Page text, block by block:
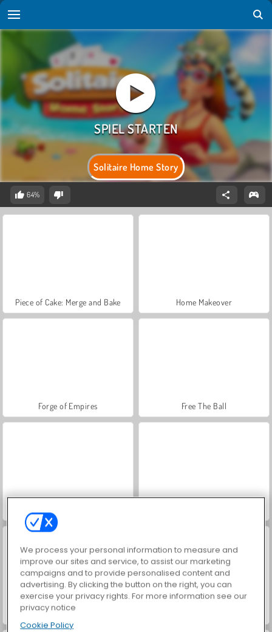
Solitaire Home Story
64%
Piece of Cake: Merge and Bake Home Makeover
Forge of Empires Free The Ball
VegaMix Da Vinci Puzzles
We process your personal information to measure and
improve our sites and service, to assist our marketing
campaigns and to provide personalised content and
advertising. By clicking the button on the right, you can
exercise your privacy rights. For more information see our
privacy notice
Cookie Policy